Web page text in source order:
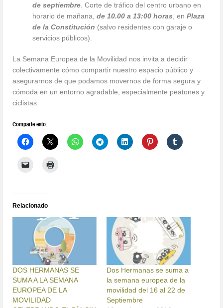
de septiembre . Corte de tráfico del centro urbano en
horario de mañana,de 10.00 a 13:00 horas , enPlaza
de la Constitución (salvo residentes con garaje o
servicios públicos).
La Semana Europea de la Movilidad nos invita a decidir
colectivamente cómo compartir nuestro espacio público y
asegurarnos de que podamos movernos de forma segura y
cómoda en un entorno agradable, especialmente peatones y
ciclistas.
Comparte esto:
Relacionado
DOS HERMANAS SE
SUMA A LA SEMANA
EUROPEA DE LA
MOVILIDAD
Dos Hermanas se suma a
la semana europea de la
movilidad del 16 al 22 de
Septiembre